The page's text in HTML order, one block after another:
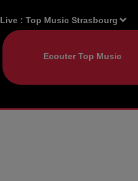
Live :Top Music Strasbourg